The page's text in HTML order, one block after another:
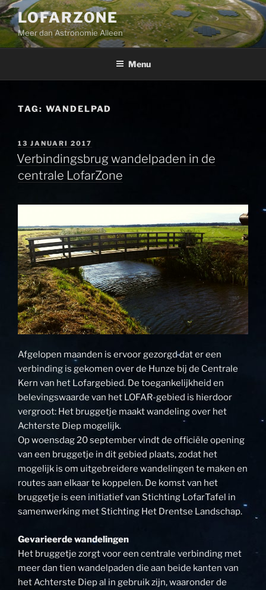
Ga
naar
de
inhoud
LOFARZONE
Meer dan Astronomie Alleen
Menu
TAG: WANDELPAD
GEPLAATST
OP
13 JANUARI 2017
Verbindingsbrug wandelpaden in de
centrale LofarZone
Afgelopen maanden is ervoor gezorgd dat er een
verbinding is gekomen over de Hunze bij de Centrale
Kern van het Lofargebied. De toegankelijkheid en
belevingswaarde van het LOFAR-gebied is hierdoor
vergroot: Het bruggetje maakt wandeling over het
Achterste Diep mogelijk.
Op woensdag 20 september vindt de officiële opening
van een bruggetje in dit gebied plaats, zodat het
mogelijk is om uitgebreidere wandelingen te maken en
routes aan elkaar te koppelen. De komst van het
bruggetje is een initiatief van Stichting LofarTafel in
samenwerking met Stichting Het Drentse Landschap.
Gevarieerde wandelingen
Het bruggetje zorgt voor een centrale verbinding met
meer dan tien wandelpaden die aan beide kanten van
het Achterste Diep al in gebruik zijn, waaronder de